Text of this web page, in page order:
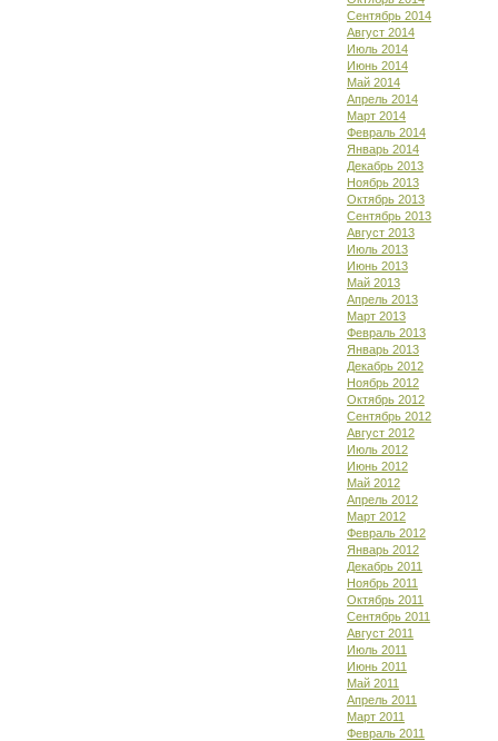
Сентябрь 2014
Август 2014
Июль 2014
Июнь 2014
Май 2014
Апрель 2014
Март 2014
Февраль 2014
Январь 2014
Декабрь 2013
Ноябрь 2013
Октябрь 2013
Сентябрь 2013
Август 2013
Июль 2013
Июнь 2013
Май 2013
Апрель 2013
Март 2013
Февраль 2013
Январь 2013
Декабрь 2012
Ноябрь 2012
Октябрь 2012
Сентябрь 2012
Август 2012
Июль 2012
Июнь 2012
Май 2012
Апрель 2012
Март 2012
Февраль 2012
Январь 2012
Декабрь 2011
Ноябрь 2011
Октябрь 2011
Сентябрь 2011
Август 2011
Июль 2011
Июнь 2011
Май 2011
Апрель 2011
Март 2011
Февраль 2011